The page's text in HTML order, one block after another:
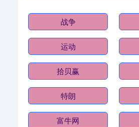
战争
运动
拾贝赢
特朗
富牛网